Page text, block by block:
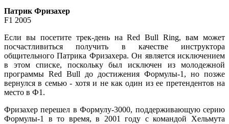
Патрик Фризахер
F1 2005
Если вы посетите трек-день на Red Bull Ring, вам может
посчастливиться получить в качестве инструктора
общительного Патрика Фризахера. Он является исключением
в этом списке, поскольку был исключен из молодежной
программы Red Bull до достижения Формулы-1, но позже
вернулся в семью - хотя и не как один из ее претендентов на
место в Ф1.
Фризахер перешел в Формулу-3000, поддерживающую серию
Формулы-1 в то время, в 2001 году с командой Хельмута